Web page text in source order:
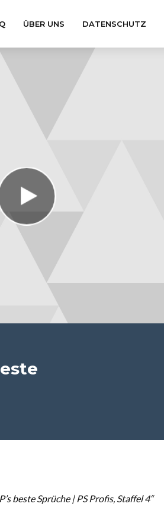
ÜBER UNS DATENSCHUTZ
beste Sprüche | PS Profis, Staffel 4“